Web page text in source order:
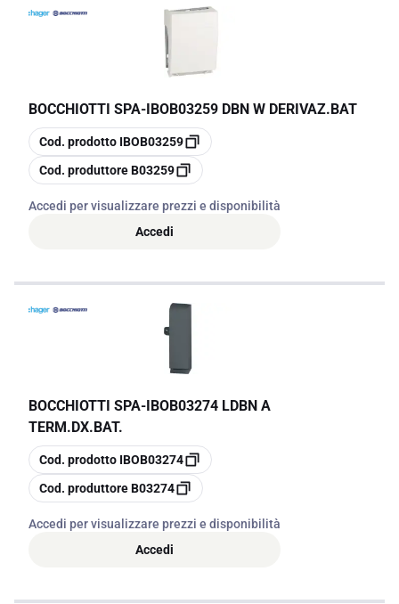
BOCCHIOTTI SPA-IBOB03259 DBN W DERIVAZ.BAT
copia
Cod. prodotto IBOB03259
copia
Cod. produttoreB03259
Accedi per visualizzare prezzi e disponibilità
Accedi
BOCCHIOTTI SPA-IBOB03274 LDBN A
TERM.DX.BAT.
copia
Cod. prodotto IBOB03274
copia
Cod. produttoreB03274
Accedi per visualizzare prezzi e disponibilità
Accedi